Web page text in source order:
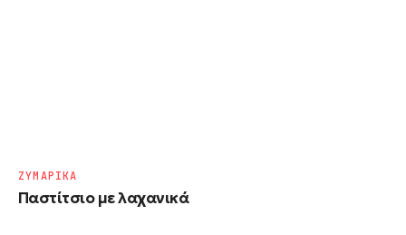
Παστίτσιο με λαχανικά
ΖΥΜΑΡΙΚΑ